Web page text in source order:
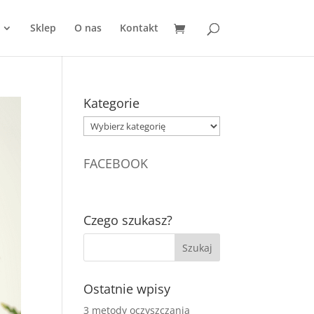
Sklep O nas Kontakt
Kategorie
Kategorie
FACEBOOK
Czego szukasz?
Ostatnie wpisy
3 metody oczyszczania